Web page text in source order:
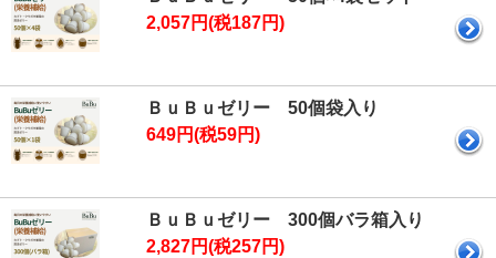
2,057円(税187円)
ＢｕＢｕゼリー 50個袋入り
649円(税59円)
ＢｕＢｕゼリー 300個バラ箱入り
2,827円(税257円)